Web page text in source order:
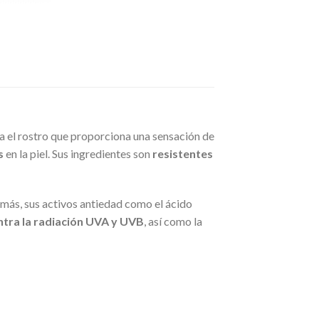
rostro que proporciona una sensación de
en la piel. Sus ingredientes son resistentes
sus activos antiedad como el ácido
la radiación UVA y UVB, así como la